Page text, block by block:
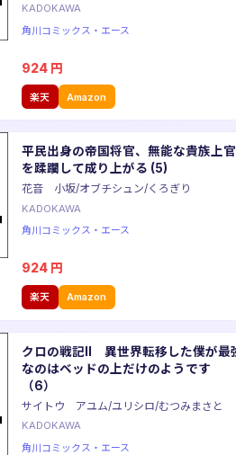
KADOKAWA
角川コミックス・エース
924 円
楽天 Amazon
平民出身の帝国将官、無能な貴族上官
を蹂躙して成り上がる (5)
花音 小坂/オブチシュン/くろぎり
KADOKAWA
角川コミックス・エース
924 円
楽天 Amazon
クロの戦記II 異世界転移した僕が最
なのはベッドの上だけのようです
（6）
サイトウ アユム/ユリシロ/むつみまさと
KADOKAWA
角川コミックス・エース